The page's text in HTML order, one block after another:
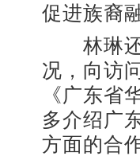
促进族裔
林琳还
况，向访
《广东省
多介绍广
方面的合